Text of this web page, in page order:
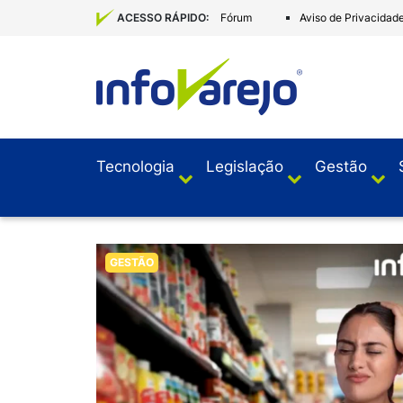
ACESSO RÁPIDO: Fórum Aviso de
Tecnologia Legislação Gestão
GESTÃO